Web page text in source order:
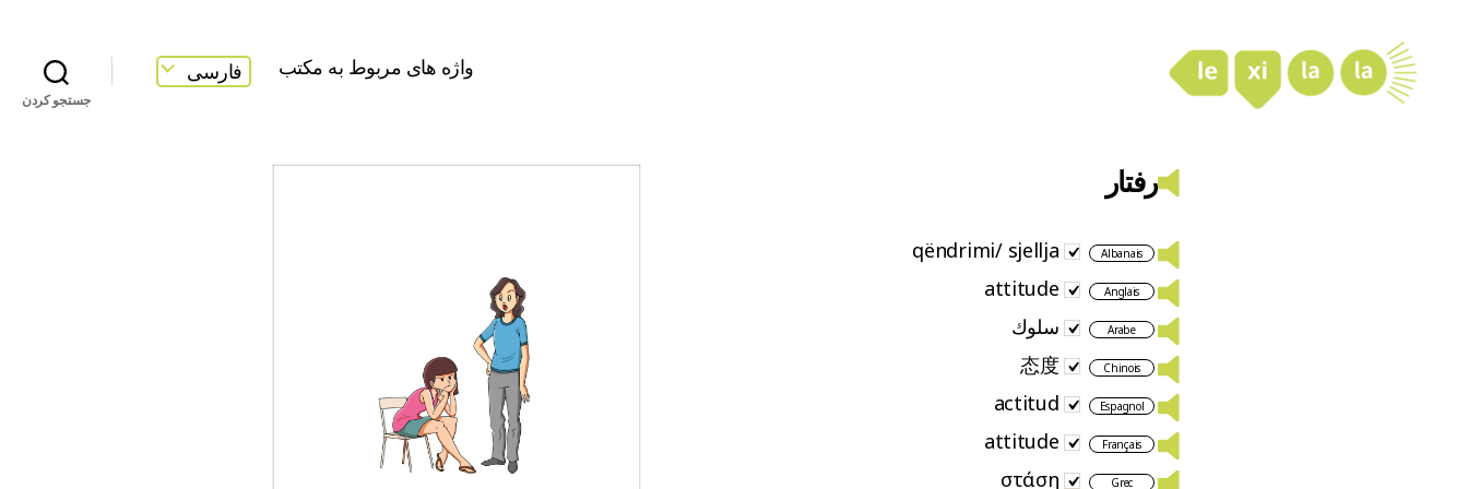
واژه های مربوط به مکتب فارسی
جستجو کردن
رفتار
Albanais
qëndrimi/ sjellja
Anglais
attitude
Arabe سلوك
Chinois
态度
Espagnol
actitud
Français
attitude
Grec
στάση